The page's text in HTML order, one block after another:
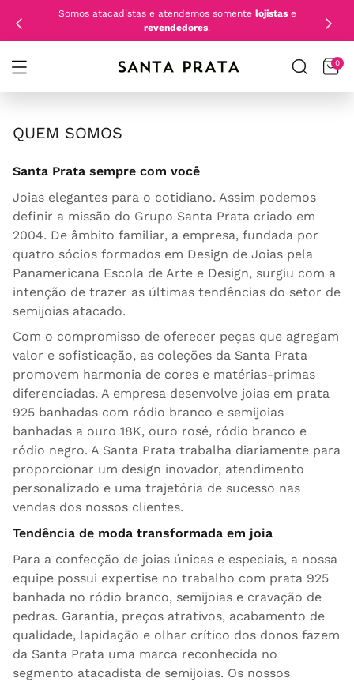
Somos atacadistas e atendemos somente lojistase
revendedores.
0
QUEM SOMOS
Santa Prata sempre com você
Joias elegantes para o cotidiano. Assim podemos
definir a missão do Grupo Santa Prata criado em
2004. De âmbito familiar, a empresa, fundada por
quatro sócios formados em Design de Joias pela
Panamericana Escola de Arte e Design, surgiu com a
intenção de trazer as últimas tendências do setor de
semijoias atacado.
Com o compromisso de oferecer peças que agregam
valor e sofisticação, as coleções da Santa Prata
promovem harmonia de cores e matérias-primas
diferenciadas. A empresa desenvolve joias em prata
925 banhadas com ródio branco e semijoias
banhadas a ouro 18K, ouro rosé, ródio branco e
ródio negro. A Santa Prata trabalha diariamente para
proporcionar um design inovador, atendimento
personalizado e uma trajetória de sucesso nas
vendas dos nossos clientes.
Tendência de moda transformada em joia
Para a confecção de joias únicas e especiais, a nossa
equipe possui expertise no trabalho com prata 925
banhada no ródio branco, semijoias e cravação de
pedras. Garantia, preços atrativos, acabamento de
qualidade, lapidação e olhar crítico dos donos fazem
da Santa Prata uma marca reconhecida no
segmento atacadista de semijoias. Os nossos